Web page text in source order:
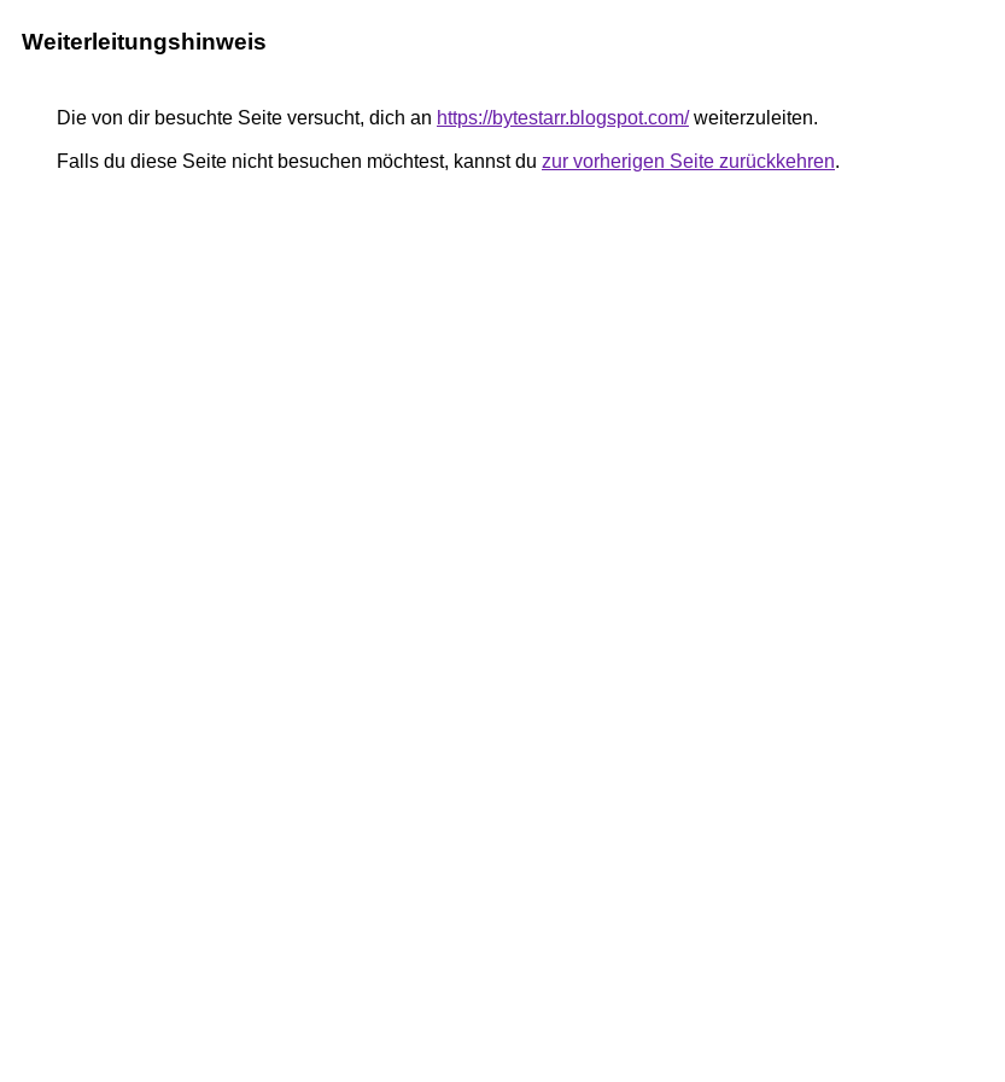
Weiterleitungshinweis
Die von dir besuchte Seite versucht, dich an https://bytestarr.blogspot.com/weiterzuleiten.
Falls du diese Seite nicht besuchen möchtest, kannst du zur vorherigen Seite zurückkehren.